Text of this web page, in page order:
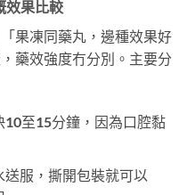
效果比較
果凍同藥丸，邊種效果好
藥效強度冇分別。主要分
至15分鐘，因為口腔黏
服，撕開包裝就可以